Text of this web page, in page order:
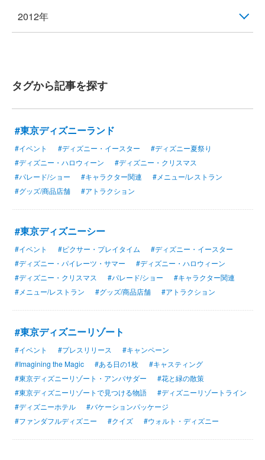
2012年
タグから記事を探す
#東京ディズニーランド
#イベント #ディズニー・イースター
#ディズニー夏祭り
#ディズニー・ハロウィーン
#ディズニー・クリスマス
#パレード/ショー
#キャラクター関連
#メニュー/レストラン
#グッズ/商品店舗
#アトラクション
#東京ディズニーシー
#イベント #ピクサー・プレイタイム
#ディズニー・イースター
#ディズニー・パイレーツ・サマー
#ディズニー・ハロウィーン
#ディズニー・クリスマス
#パレード/ショー
#キャラクター関連
#メニュー/レストラン
#グッズ/商品店舗 #アトラクション
#東京ディズニーリゾート
#イベント #プレスリリース
#キャンペーン
#Imagining the Magic
#ある日の1枚
#キャスティング
#東京ディズニーリゾート・アンバサダー
#花と緑の散策
#東京ディズニーリゾートで見つける物語
#ディズニーリゾートライン
#ディズニーホテル
#バケーションパッケージ
#ファンダフルディズニー
#クイズ #ウォルト・ディズニー